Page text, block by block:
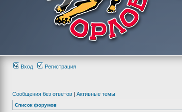
Вход Регистрация
Сообщения без ответов | Активные темы
Список форумов